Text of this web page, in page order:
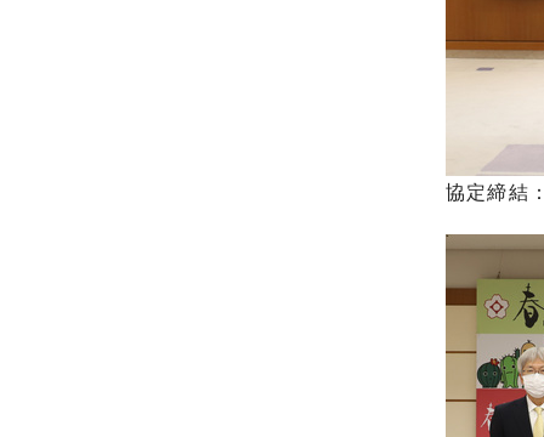
協定締結